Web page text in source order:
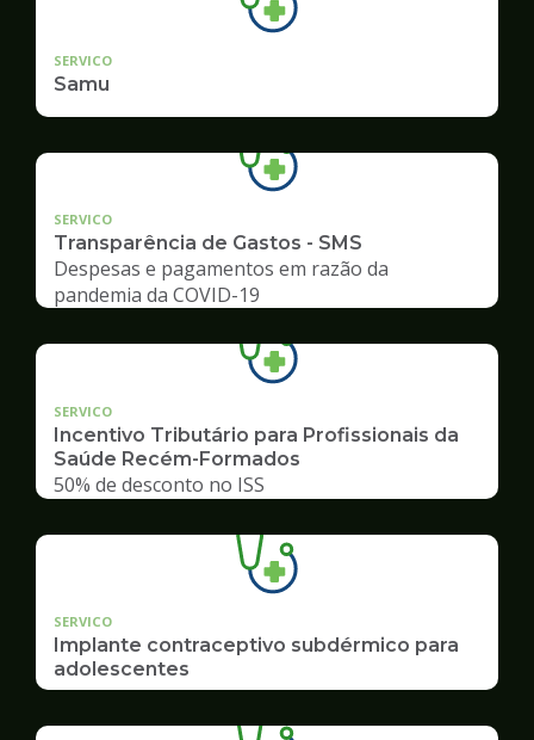
SERVICO
Samu
SERVICO
Transparência de Gastos - SMS
Despesas e pagamentos em razão da
pandemia da COVID-19
SERVICO
Incentivo Tributário para Profissionais da
Saúde Recém-Formados
50% de desconto no ISS
SERVICO
Implante contraceptivo subdérmico para
adolescentes